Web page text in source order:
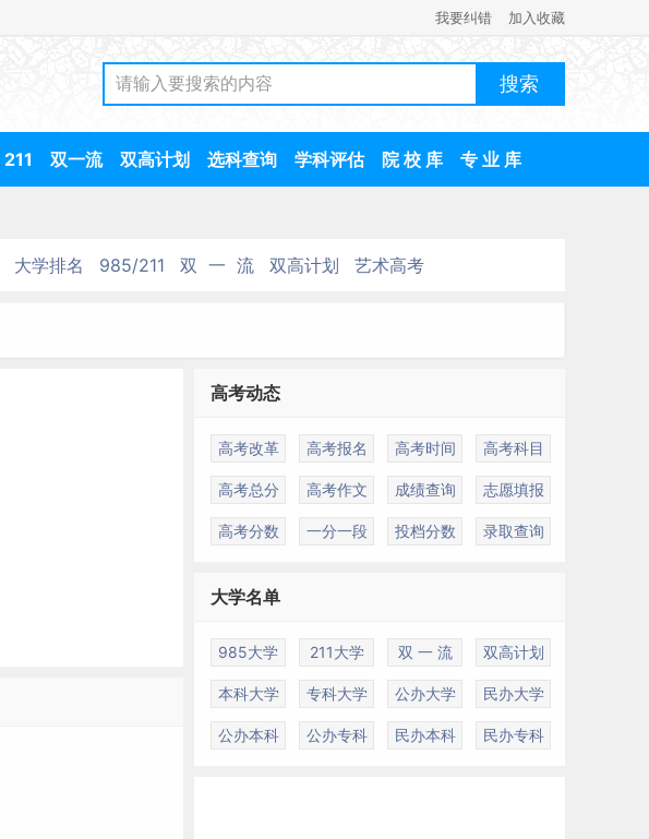
我要纠错 加入收藏
211 双一流 双高计划 选科查询 学科评估 院 校 库 专 业 库
大学排名 985/211 双 一 流 双高计划 艺术高考
高考动态
高考改革 高考报名 高考时间 高考科目
高考总分 高考作文 成绩查询 志愿填报
高考分数 一分一段 投档分数 录取查询
大学名单
985大学 211大学 双 一 流 双高计划
本科大学 专科大学 公办大学 民办大学
公办本科 公办专科 民办本科 民办专科